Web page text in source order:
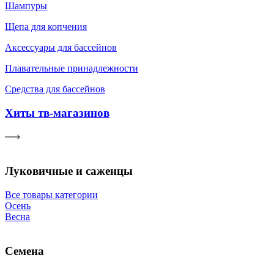
Шампуры
Щепа для копчения
Аксессуары для бассейнов
Плавательные принадлежности
Средства для бассейнов
Хиты тв-магазинов
Луковичные и саженцы
Все товары категории
Осень
Весна
Семена